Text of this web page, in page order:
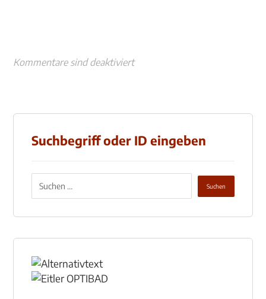
Kommentare sind deaktiviert
Suchbegriff oder ID eingeben